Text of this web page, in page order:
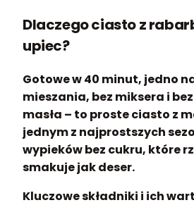
Dlaczego ciasto z
upiec?
Gotowe w 40 minut, jedno
mieszania, bez miksera i
masła – to proste ciasto z
jednym z najprostszych
wypieków bez cukru, które
smakuje jak deser.
Kluczowe składniki i ich